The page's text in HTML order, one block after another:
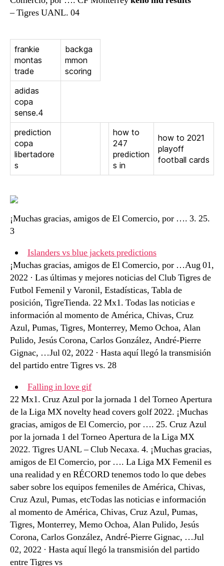
– Tigres UANL. 04
frankie
montas
trade
backga
mmon
scoring
adidas
copa
sense.4
prediction
copa
libertadore
s
how to
247
prediction
s in
how to 2021
playoff
football cards
¡Muchas gracias, amigos de El Comercio, por …. 3. 25.
3
Islanders vs blue jackets predictions
¡Muchas gracias, amigos de El Comercio, por …Aug 01,
2022 · Las últimas y mejores noticias del Club Tigres de
Futbol Femenil y Varonil, Estadísticas, Tabla de
posición, TigreTienda. 22 Mx1. Todas las noticias e
información al momento de América, Chivas, Cruz
Azul, Pumas, Tigres, Monterrey, Memo Ochoa, Alan
Pulido, Jesús Corona, Carlos González, André-Pierre
Gignac, …Jul 02, 2022 · Hasta aquí llegó la transmisión
del partido entre Tigres vs. 28
Falling in love gif
22 Mx1. Cruz Azul por la jornada 1 del Torneo Apertura
de la Liga MX novelty head covers golf 2022. ¡Muchas
gracias, amigos de El Comercio, por …. 25. Cruz Azul
por la jornada 1 del Torneo Apertura de la Liga MX
2022. Tigres UANL – Club Necaxa. 4. ¡Muchas gracias,
amigos de El Comercio, por …. La Liga MX Femenil es
una realidad y en RÉCORD tenemos todo lo que debes
saber sobre los equipos femeniles de América, Chivas,
Cruz Azul, Pumas, etcTodas las noticias e información
al momento de América, Chivas, Cruz Azul, Pumas,
Tigres, Monterrey, Memo Ochoa, Alan Pulido, Jesús
Corona, Carlos González, André-Pierre Gignac, …Jul
02, 2022 · Hasta aquí llegó la transmisión del partido
entre Tigres vs